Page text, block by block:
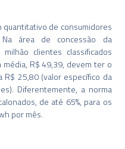
quantitativo de consumidores
Na área de concessão da
clientes classificados
média, R$ 49,39, devem ter o
25,80 (valor específico da
Diferentemente, a norma
de até 65%, para os
por mês.